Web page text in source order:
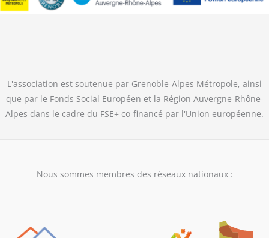
L'association est soutenue par Grenoble-Alpes Métropole, ainsi
que par le Fonds Social Européen et la Région Auvergne-Rhône-
Alpes dans le cadre du FSE+ co-financé par l'Union européenne.
Nous sommes membres des réseaux nationaux :